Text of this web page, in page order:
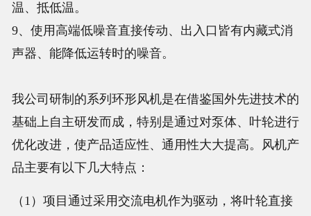
温、抵低温。
9、使用高端低噪音直接传动、出入口皆有内藏式消
声器、能降低运转时的噪音。
我公司研制的系列环形风机是在借鉴国外先进技术的
基础上自主研发而成，特别是通过对泵体、叶轮进行
优化改进，使产品适应性、通用性大大提高。风机产
品主要有以下几大特点：
（1）项目通过采用交流电机作为驱动，将叶轮直接